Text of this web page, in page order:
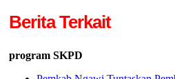
Berita Terkait
program SKPD